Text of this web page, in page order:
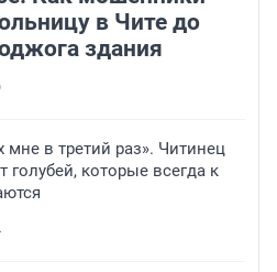
в Чите до
здания
мне в третий раз». Читинец
голубей, которые всегда к